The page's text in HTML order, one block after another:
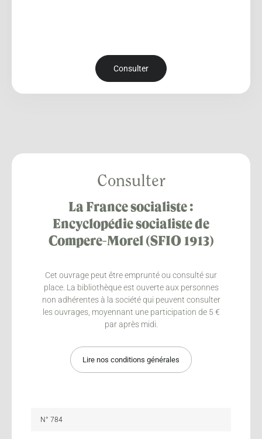
Consulter
Consulter
La France socialiste :
Encyclopédie socialiste de
Compere-Morel (SFIO 1913)
Cet ouvrage peut être emprunté ou consulté sur
place. La bibliothèque est ouverte aux personnes
non adhérentes à la société qui peuvent consulter
les ouvrages, moyennant une participation de 5 €
par après midi.
Lire nos conditions générales